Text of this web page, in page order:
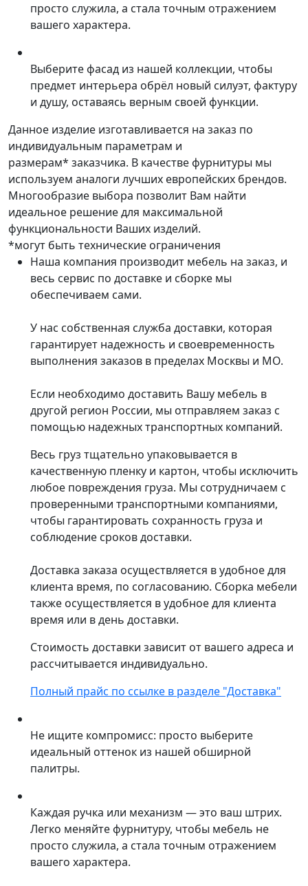
просто служила, а стала точным отражением
вашего характера.
Выберите фасад из нашей коллекции, чтобы
предмет интерьера обрёл новый силуэт, фактуру
и душу, оставаясь верным своей функции.
Данное изделие изготавливается на заказ по
индивидуальным параметрам и
размерам* заказчика. В качестве фурнитуры мы
используем аналоги лучших европейских брендов.
Многообразие выбора позволит Вам найти
идеальное решение для максимальной
функциональности Ваших изделий.
*могут быть технические ограничения
Наша компания производит мебель на заказ, и
весь сервис по доставке и сборке мы
обеспечиваем сами.
У нас собственная служба доставки, которая
гарантирует надежность и своевременность
выполнения заказов в пределах Москвы и МО.
Если необходимо доставить Вашу мебель в
другой регион России, мы отправляем заказ с
помощью надежных транспортных компаний.
Весь груз тщательно упаковывается в
качественную пленку и картон, чтобы исключить
любое повреждения груза. Мы сотрудничаем с
проверенными транспортными компаниями,
чтобы гарантировать сохранность груза и
соблюдение сроков доставки.
Доставка заказа осуществляется в удобное для
клиента время, по согласованию. Сборка мебели
также осуществляется в удобное для клиента
время или в день доставки.
Стоимость доставки зависит от вашего адреса и
рассчитывается индивидуально.
Полный прайс по ссылке в разделе "Доставка"
Не ищите компромисс: просто выберите
идеальный оттенок из нашей обширной
палитры.
Каждая ручка или механизм — это ваш штрих.
Легко меняйте фурнитуру, чтобы мебель не
просто служила, а стала точным отражением
вашего характера.